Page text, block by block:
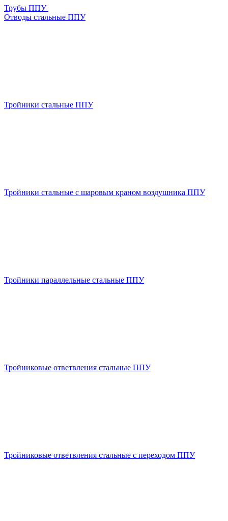
Трубы ППУ
Отводы стальные ППУ
Тройники стальные ППУ
Тройники стальные с шаровым краном воздушника ППУ
Тройники параллельные стальные ППУ
Тройниковые ответвления стальные ППУ
Тройниковые ответвления стальные с переходом ППУ